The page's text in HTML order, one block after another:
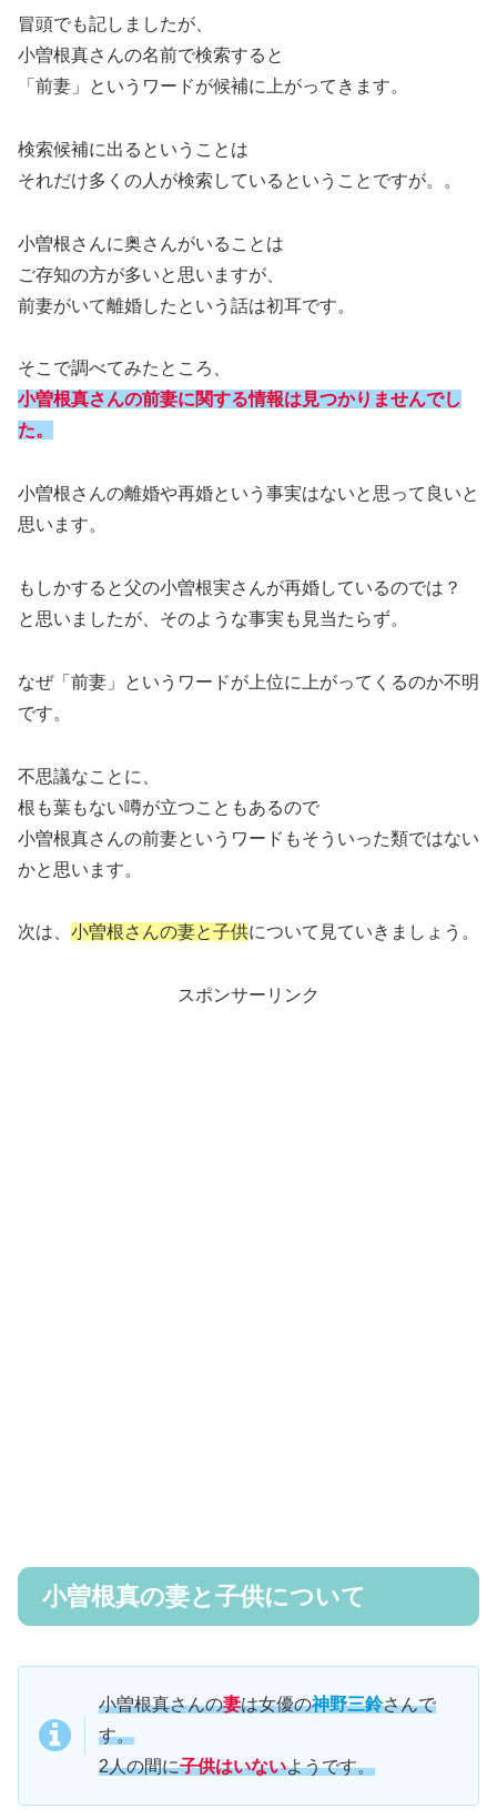
冒頭でも記しましたが、
小曽根真さんの名前で検索すると
「前妻」というワードが候補に上がってきます。
検索候補に出るということは
それだけ多くの人が検索しているということですが。。
小曽根さんに奥さんがいることは
ご存知の方が多いと思いますが、
前妻がいて離婚したという話は初耳です。
そこで調べてみたところ、
小曽根真さんの前妻に関する情報は見つかりませんでし
た。
小曽根さんの離婚や再婚という事実はないと思って良いと
思います。
もしかすると父の小曽根実さんが再婚しているのでは？
と思いましたが、そのような事実も見当たらず。
なぜ「前妻」というワードが上位に上がってくるのか不明
です。
不思議なことに、
根も葉もない噂が立つこともあるので
小曽根真さんの前妻というワードもそういった類ではない
かと思います。
次は、 小曽根さんの妻と子供について見ていきましょう。
スポンサーリンク
小曽根真の妻と子供について
小曽根真さんの妻は女優の神野三鈴さんで
す。
2人の間に子供はいないようです。